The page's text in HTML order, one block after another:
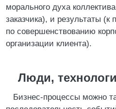
морального духа
заказчика), и результаты
по совершенствованию
организации клиента).
Люди,
Бизнес-процессы можно